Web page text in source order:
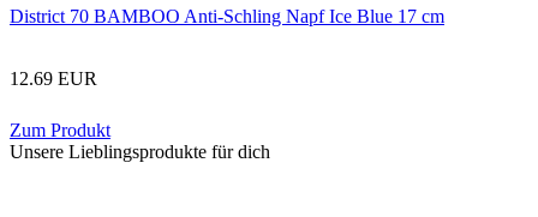
District 70 BAMBOO Anti-Schling Napf Ice Blue 17 cm
12.69 EUR
Zum Produkt
Unsere Lieblingsprodukte für dich